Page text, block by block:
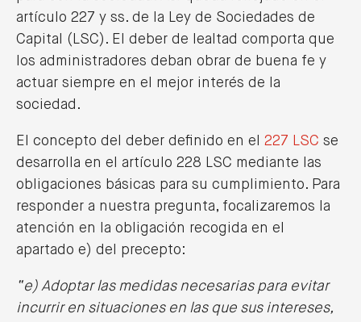
artículo 227 y ss. de la Ley de Sociedades de
Capital (LSC). El deber de lealtad comporta que
los administradores deban obrar de buena fe y
actuar siempre en el mejor interés de la
sociedad.
El concepto del deber definido en el 227 LSC se
desarrolla en el artículo 228 LSC mediante las
obligaciones básicas para su cumplimiento. Para
responder a nuestra pregunta, focalizaremos la
atención en la obligación recogida en el
apartado e) del precepto:
“e) Adoptar las medidas necesarias para evitar
incurrir en situaciones en las que sus intereses,